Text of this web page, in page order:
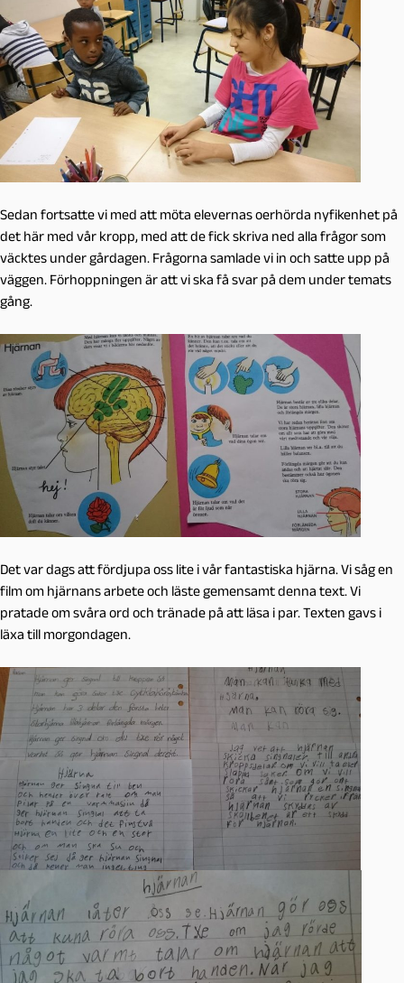
Sedan fortsatte vi med att möta elevernas oerhörda nyfikenhet på
det här med vår kropp, med att de fick skriva ned alla frågor som
väcktes under gårdagen. Frågorna samlade vi in och satte upp på
väggen. Förhoppningen är att vi ska få svar på dem under temats
gång.
Det var dags att fördjupa oss lite i vår fantastiska hjärna. Vi såg en
film om hjärnans arbete och läste gemensamt denna text. Vi
pratade om svåra ord och tränade på att läsa i par. Texten gavs i
läxa till morgondagen.